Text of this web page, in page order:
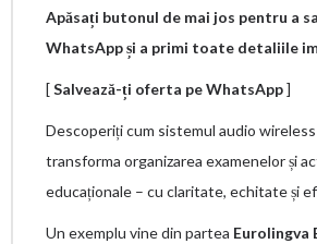
Apăsați butonul de mai jos pentru a
WhatsApp și a primi toate detaliile
[Salvează-ți oferta pe WhatsApp]
Descoperiți cum sistemul audio wireless
transforma organizarea examenelor și
educaționale – cu claritate, echitate și
Un exemplu vine din partea Eurolingva